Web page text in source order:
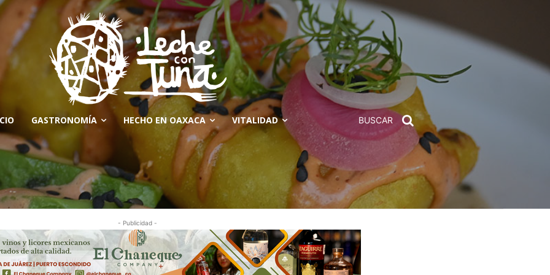
GASTRONOMÍA HECHO EN OAXACA VITALIDAD BUSCAR
- Publicidad -